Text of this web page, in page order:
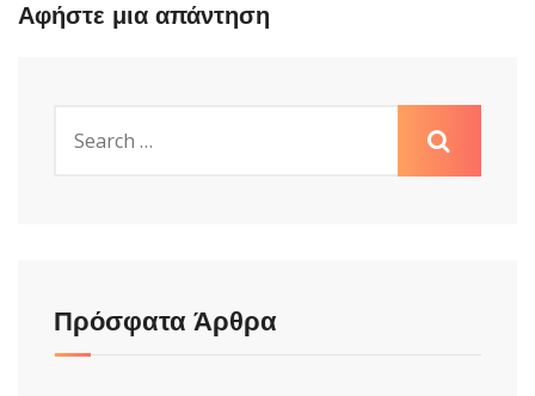
Αφήστε μια απάντηση
Πρόσφατα Άρθρα